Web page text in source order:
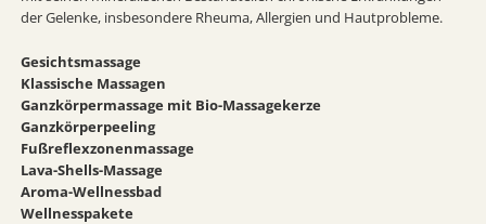
der Gelenke, insbesondere Rheuma, Allergien und Hautprobleme.
Gesichtsmassage
Klassische Massagen
Ganzkörpermassage mit Bio-Massagekerze
Ganzkörperpeeling
Fußreflexzonenmassage
Lava-Shells-Massage
Aroma-Wellnessbad
Wellnesspakete